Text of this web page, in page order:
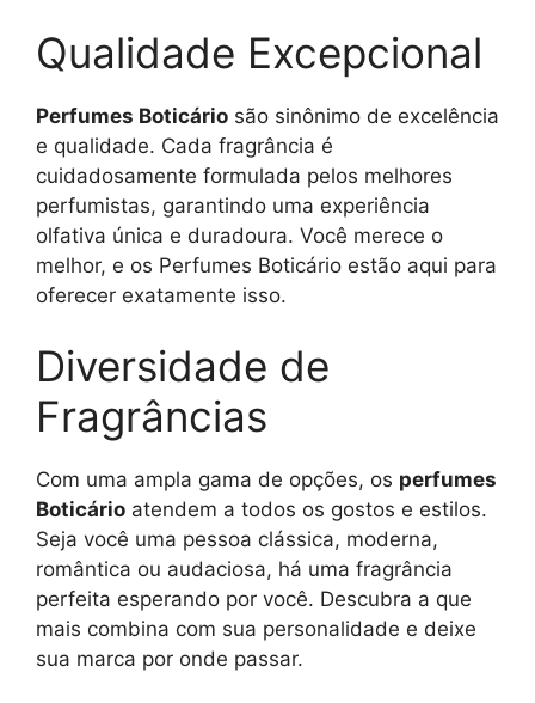
Qualidade Excepcional
Perfumes Boticário são sinônimo de excelência
e qualidade. Cada fragrância é
cuidadosamente formulada pelos melhores
perfumistas, garantindo uma experiência
olfativa única e duradoura. Você merece o
melhor, e os Perfumes Boticário estão aqui para
oferecer exatamente isso.
Diversidade de
Fragrâncias
Com uma ampla gama de opções, os perfumes
Boticário atendem a todos os gostos e estilos.
Seja você uma pessoa clássica, moderna,
romântica ou audaciosa, há uma fragrância
perfeita esperando por você. Descubra a que
mais combina com sua personalidade e deixe
sua marca por onde passar.